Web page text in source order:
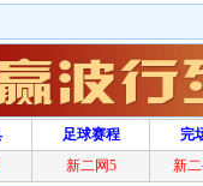
足球赛程
完
新二网5 新